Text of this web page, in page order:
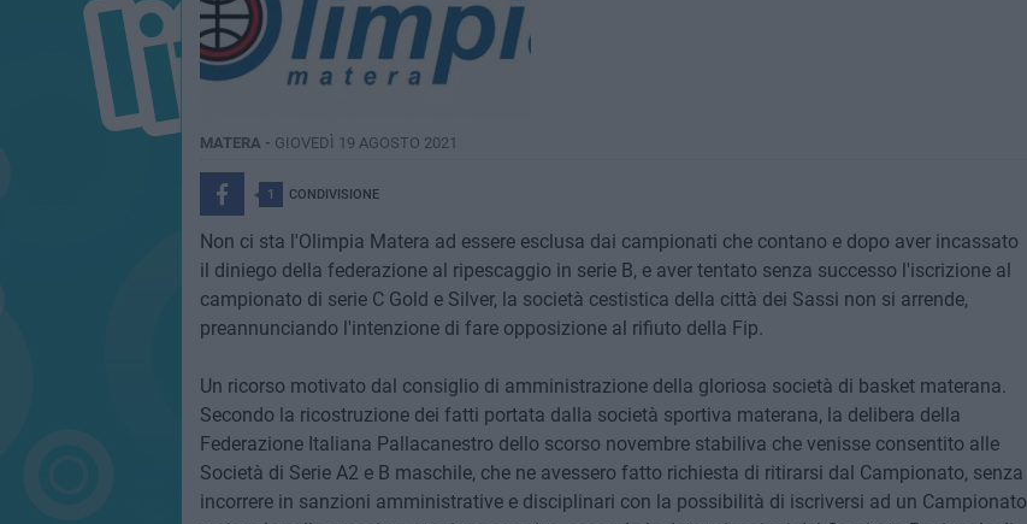
MATERA - GIOVEDÌ 19 AGOSTO 2021
1 CONDIVISIONE
Non ci sta l'Olimpia Matera ad essere esclusa dai campionati che contano e dopo aver incassato
il diniego della federazione al ripescaggio in serie B, e aver tentato senza successo l'iscrizione al
campionato di serie C Gold e Silver, la società cestistica della città dei Sassi non si arrende,
preannunciando l'intenzione di fare opposizione al rifiuto della Fip.
Un ricorso motivato dal consiglio di amministrazione della gloriosa società di basket materana.
Secondo la ricostruzione dei fatti portata dalla società sportiva materana, la delibera della
Federazione Italiana Pallacanestro dello scorso novembre stabiliva che venisse consentito alle
Società di Serie A2 e B maschile, che ne avessero fatto richiesta di ritirarsi dal Campionato, senza
incorrere in sanzioni amministrative e disciplinari con la possibilità di iscriversi ad un Campionato